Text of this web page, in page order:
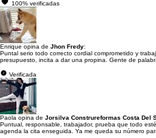
100% verificadas
Enrique opina de Jhon Fredy:
Puntal serio todo correcto cordial comprometido y
presupuesto, incita a dar una propina. Gente de
Verificada
Paola opina de Jorsilva Construreformas Costa Del
Puntual, responsable, trabajador, prueba que todo
agenda la cita enseguida. Ya me queda su número